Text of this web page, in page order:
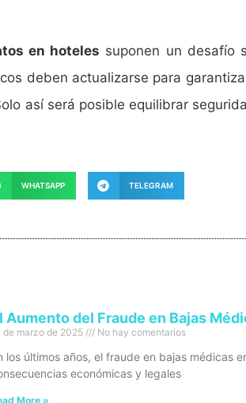
en hoteles suponen un desafío
deben actualizarse para
así será posible equilibrar
WHATSAPP TELEGRAM
Aumento del Fraude en Bajas
de marzo de 2025 No hay comentarios
los últimos años, el fraude en bajas médicas
económicas y legales
More »